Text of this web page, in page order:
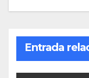
Entrada